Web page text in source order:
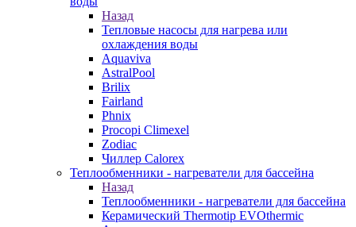
Назад
Тепловые насосы для нагрева или
охлаждения воды
Aquaviva
AstralPool
Brilix
Fairland
Phnix
Procopi Climexel
Zodiac
Чиллер Calorex
Теплообменники - нагреватели для бассейна
Назад
Теплообменники - нагреватели для бассейна
Керамический Thermotip EVOthermic